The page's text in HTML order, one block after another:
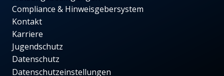
Compliance & Hinweisgebersystem
Kontakt
Karriere
Jugendschutz
Datenschutz
Datenschutzeinstellungen